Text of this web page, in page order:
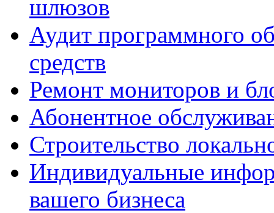
шлюзов
Аудит программного
средств
Ремонт мониторов и
Абонентное
Строительство
Индивидуальные
вашего бизнеса